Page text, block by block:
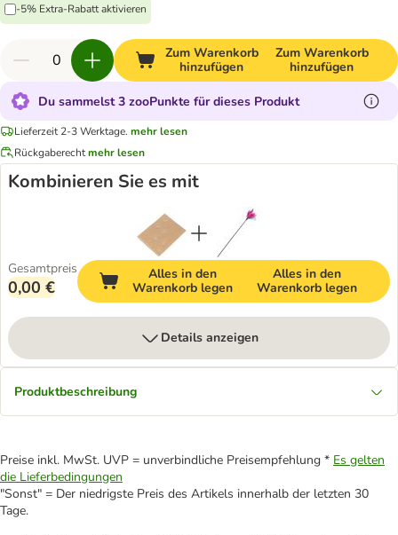
-5% Extra-Rabatt aktivieren
Zum Warenkorb
hinzufügen
Zum Warenkorb
hinzufügen
Du sammelst 3 zooPunkte für dieses Produkt
Lieferzeit 2-3 Werktage. mehr lesen
Rückgaberechtmehr lesen
Kombinieren Sie es mit
Gesamtpreis
0,00 €
Alles in den
Warenkorb legen
Alles in den
Warenkorb legen
Details anzeigen
Produktbeschreibung
Preise inkl. MwSt. UVP = unverbindliche Preisempfehlung * Es gelten
die Lieferbedingungen
"Sonst" = Der niedrigste Preis des Artikels innerhalb der letzten 30
Tage.